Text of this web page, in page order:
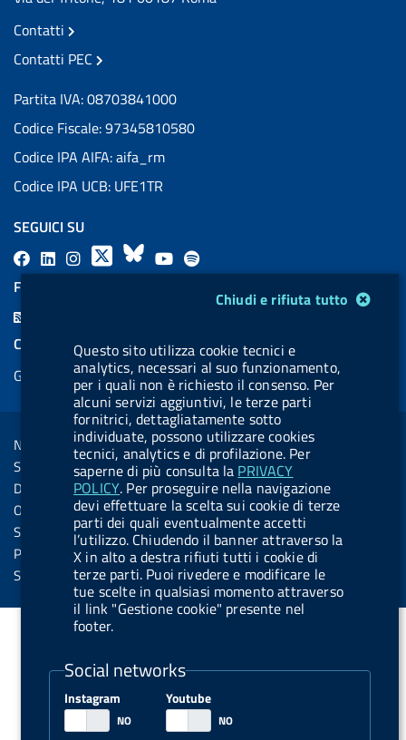
Chiudi e rifiuta tutto
Questo sito utilizza cookie tecnici e
analytics, necessari al suo funzionamento,
per i quali non è richiesto il consenso. Per
alcuni servizi aggiuntivi, le terze parti
fornitrici, dettagliatamente sotto
individuate, possono utilizzare cookies
tecnici, analytics e di profilazione. Per
saperne di più consulta la PRIVACY
POLICY. Per proseguire nella navigazione
devi effettuare la scelta sui cookie di terze
parti dei quali eventualmente accetti
l’utilizzo. Chiudendo il banner attraverso la
X in alto a destra rifiuti tutti i cookie di
terze parti. Puoi rivedere e modificare le
tue scelte in qualsiasi momento attraverso
il link "Gestione cookie" presente nel
footer.
Social networks
Instagram Youtube
Contatti
Contatti PEC
Partita IVA: 08703841000
Codice Fiscale: 97345810580
Codice IPA AIFA: aifa_rm
Codice IPA UCB: UFE1TR
SEGUICI SU
F
a
L
i
a
l
.
b
u
t
t
o
n
.
i
n
s
a
g
X
B
l
s
k
y
Y
o
u
b
e
l
a
l
.
b
u
t
t
o
n
.
s
p
i
f
FEED RSS
COOKIES
Gestione cookie
Sezione Link Utili
Note legali
Social Media Policy
Dichiarazione di accessibilità
Obiettivi di accessibilità
Statistiche sito
Privacy
Servizi Online